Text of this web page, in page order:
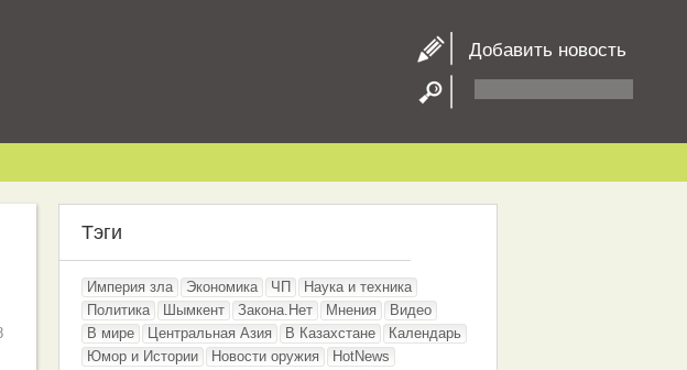
Добавить новость
Тэги
Империя зла Экономика ЧП
Наука и техника
Политика
Шымкент Закона.Нет Мнения
Видео
В мире
Центральная Азия В Казахстане
Календарь
Юмор и Истории
Новости оружия
HotNews